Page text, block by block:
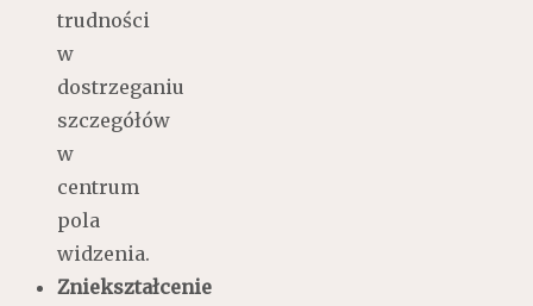
trudności
w
dostrzeganiu
szczegółów
w
centrum
pola
widzenia.
Zniekształcenie